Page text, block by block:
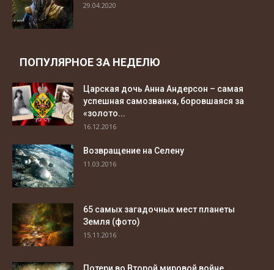
29.04.2020
ПОПУЛЯРНОЕ ЗА НЕДЕЛЮ
Царская дочь Анна Андерсон – самая
успешная самозванка, боровшаяся за
«золото...
16.12.2016
Возвращение на Селену
11.03.2016
65 самых загадочных мест планеты
Земля (фото)
15.11.2016